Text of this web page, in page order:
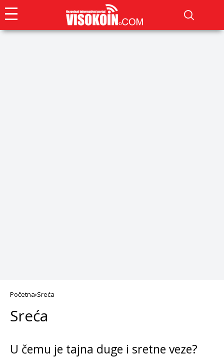
Početna Sreća
Sreća
U čemu je tajna duge i sretne veze?